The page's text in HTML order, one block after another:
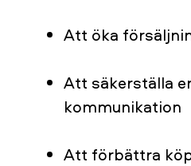
Att öka
Att säkerställa
kommunikation
Att förbättra